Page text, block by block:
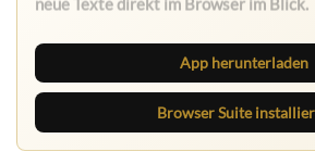
App herunterladen
Browser Suite